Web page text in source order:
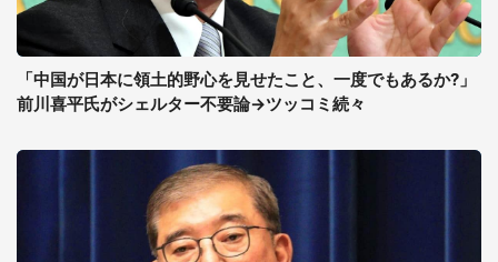
「中国が日本に領土的野心を見せたこと、一度でもあるか?」
前川喜平氏がシェルター不要論→ツッコミ続々